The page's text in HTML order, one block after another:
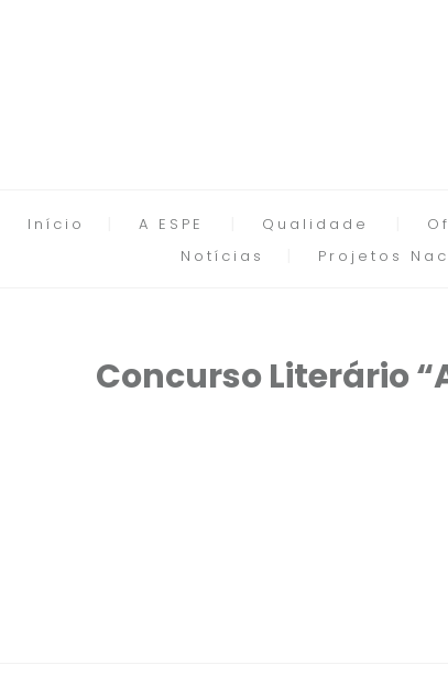
Início A ESPE Qualidade
Notícias
Projetos
Concurso Literário